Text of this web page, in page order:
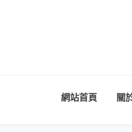
網站首頁 關